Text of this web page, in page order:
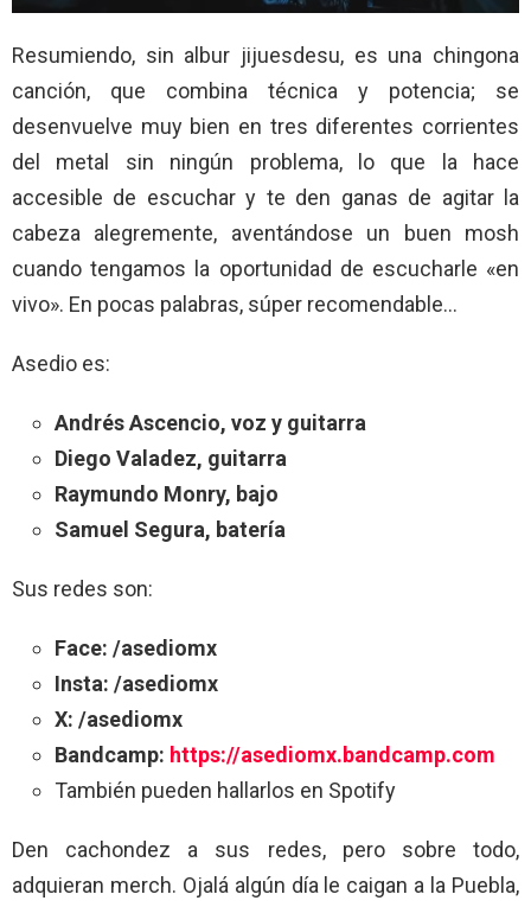
Resumiendo, sin albur jijuesdesu, es una chingona
canción, que combina técnica y potencia; se
desenvuelve muy bien en tres diferentes corrientes
del metal sin ningún problema, lo que la hace
accesible de escuchar y te den ganas de agitar la
cabeza alegremente, aventándose un buen mosh
cuando tengamos la oportunidad de escucharle «en
vivo». En pocas palabras, súper recomendable…
Asedio es:
Andrés Ascencio, voz y guitarra
Diego Valadez, guitarra
Raymundo Monry, bajo
Samuel Segura, batería
Sus redes son:
Face: /asediomx
Insta: /asediomx
X: /asediomx
Bandcamp: https://asediomx.bandcamp.com
También pueden hallarlos en Spotify
Den cachondez a sus redes, pero sobre todo,
adquieran merch. Ojalá algún día le caigan a la Puebla,